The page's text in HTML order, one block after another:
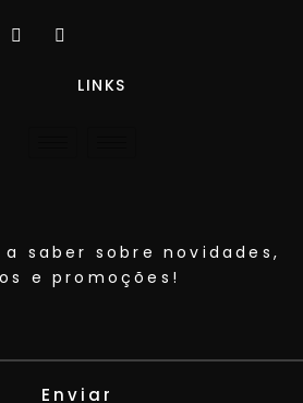
LINKS
saber sobre novidades,
e promoções!​
Enviar